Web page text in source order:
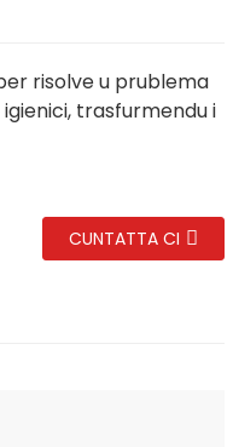
risolve u prublema
trasfurmendu i
CUNTATTA CI